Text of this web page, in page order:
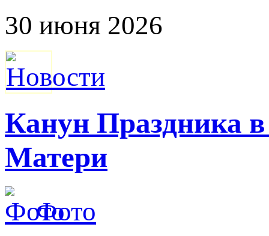
30 июня 2026
Канун Праздника
Матери
Фото